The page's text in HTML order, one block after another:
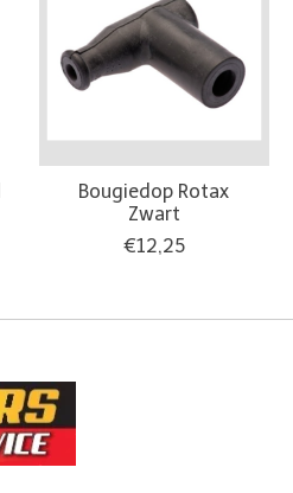
Bougiedop Rotax
Zwart
€12,25